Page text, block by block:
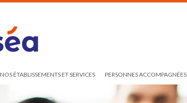
NOS ÉTABLISSEMENTS ET SERVICES PERSONNES ACCOMPAGNÉES